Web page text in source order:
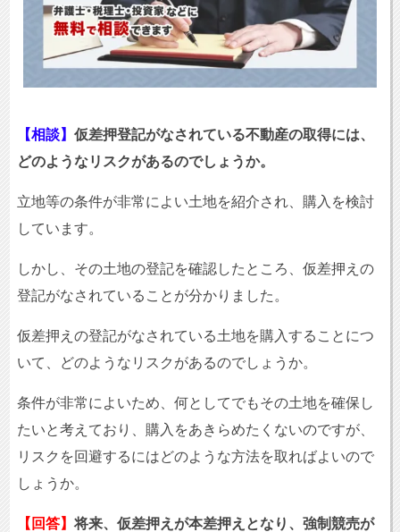
【相談】 仮差押登記がなされている不動産の取得には、
どのようなリスクがあるのでしょうか。
立地等の条件が非常によい土地を紹介され、購入を検討
しています。
しかし、その土地の登記を確認したところ、仮差押えの
登記がなされていることが分かりました。
仮差押えの登記がなされている土地を購入することにつ
いて、どのようなリスクがあるのでしょうか。
条件が非常によいため、何としてでもその土地を確保し
たいと考えており、購入をあきらめたくないのですが、
リスクを回避するにはどのような方法を取ればよいので
しょうか。
【回答】将来、仮差押えが本差押えとなり、強制競売が